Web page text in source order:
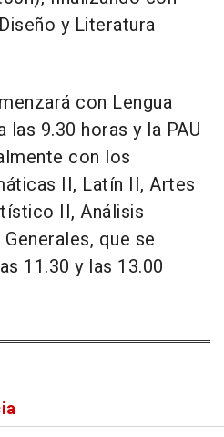
y Literatura
con Lengua
las 9.30 horas y la PAU
con los
II, Latín II, Artes
II, Análisis
que se
11.30 y las 13.00